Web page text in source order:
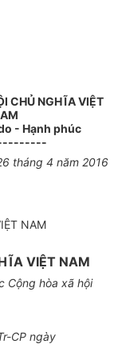
CHỦ NGHĨA VIỆT
- Hạnh phúc
tháng 4 năm 2016
NAM
VIỆT NAM
Cộng hòa xã hội
CP ngày